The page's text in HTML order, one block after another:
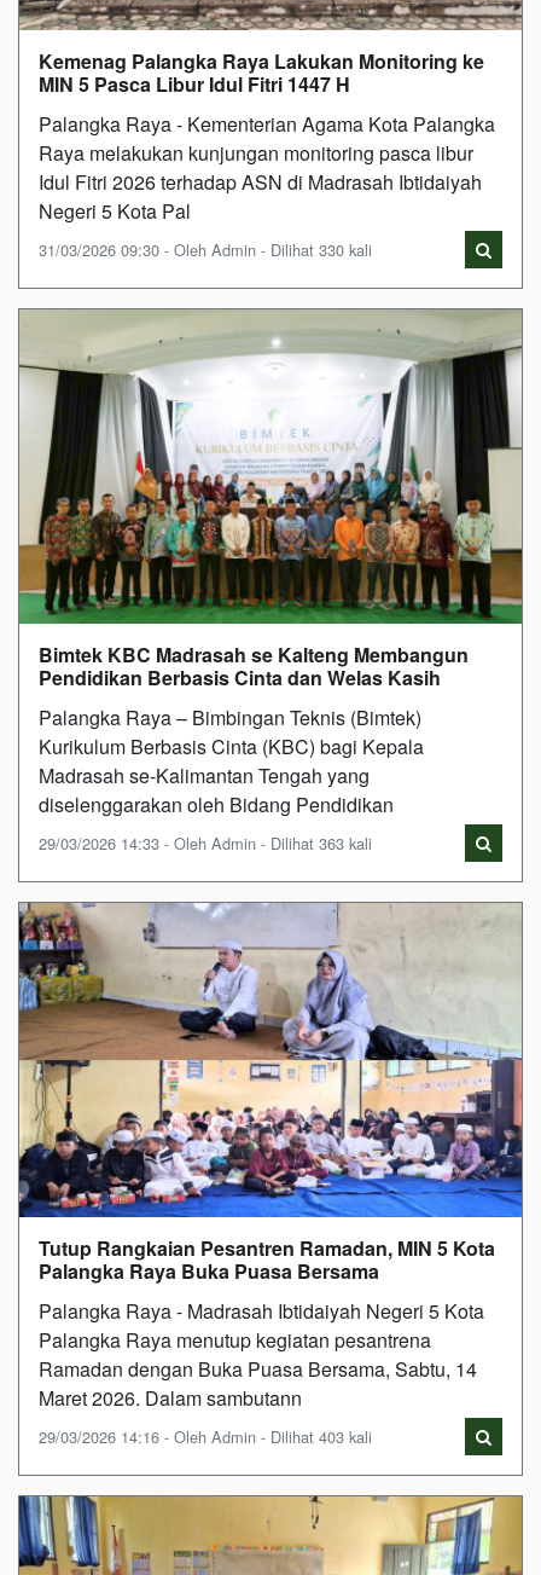
Kemenag Palangka Raya Lakukan Monitoring ke
MIN 5 Pasca Libur Idul Fitri 1447 H
Palangka Raya - Kementerian Agama Kota Palangka
Raya melakukan kunjungan monitoring pasca libur
Idul Fitri 2026 terhadap ASN di Madrasah Ibtidaiyah
Negeri 5 Kota Pal
31/03/2026 09:30 - Oleh Admin - Dilihat 330 kali
Bimtek KBC Madrasah se Kalteng Membangun
Pendidikan Berbasis Cinta dan Welas Kasih
Palangka Raya – Bimbingan Teknis (Bimtek)
Kurikulum Berbasis Cinta (KBC) bagi Kepala
Madrasah se-Kalimantan Tengah yang
diselenggarakan oleh Bidang Pendidikan
29/03/2026 14:33 - Oleh Admin - Dilihat 363 kali
Tutup Rangkaian Pesantren Ramadan, MIN 5 Kota
Palangka Raya Buka Puasa Bersama
Palangka Raya - Madrasah Ibtidaiyah Negeri 5 Kota
Palangka Raya menutup kegiatan pesantrena
Ramadan dengan Buka Puasa Bersama, Sabtu, 14
Maret 2026. Dalam sambutann
29/03/2026 14:16 - Oleh Admin - Dilihat 403 kali